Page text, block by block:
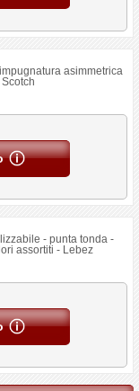
asimmetrica
- punta tonda -
assortiti - Lebez